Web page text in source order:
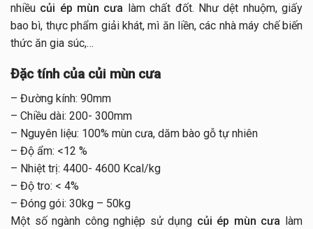
nhiều củi ép mùn cưa làm chất đốt. Như dệt nhuộm, giấy
bao bì, thực phẩm giải khát, mì ăn liền, các nhà máy chế biến
thức ăn gia súc,…
Đặc tính của củi mùn cưa
– Đường kính: 90mm
– Chiều dài: 200- 300mm
– Nguyên liệu: 100% mùn cưa, dăm bào gỗ tự nhiên
– Độ ẩm: <12 %
– Nhiệt trị: 4400- 4600 Kcal/kg
– Độ tro: < 4%
– Đóng gói: 30kg – 50kg
Một số ngành công nghiệp sử dụng củi ép mùn cưa làm